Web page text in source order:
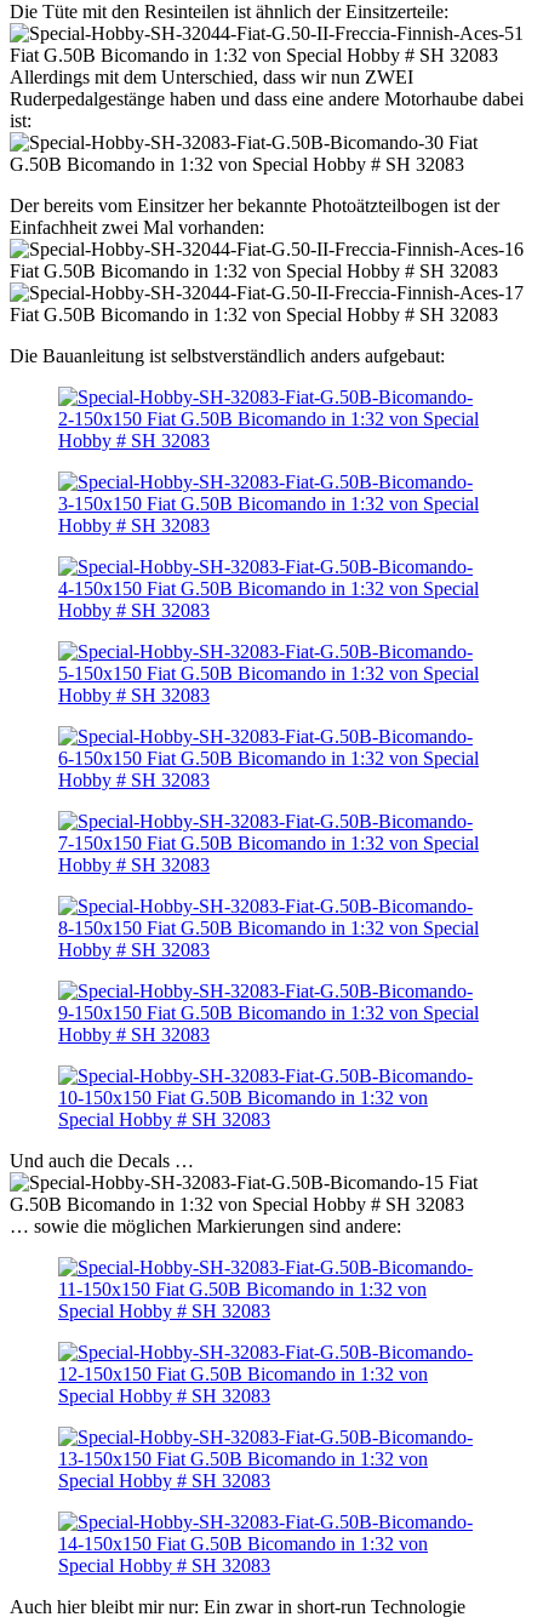
Die Tüte mit den Resinteilen ist ähnlich der Einsitzerteile:
Allerdings mit dem Unterschied, dass wir nun ZWEI
Ruderpedalgestänge haben und dass eine andere Motorhaube dabei
ist:
Der bereits vom Einsitzer her bekannte Photoätzteilbogen ist der
Einfachheit zwei Mal vorhanden:
Die Bauanleitung ist selbstverständlich anders aufgebaut:
Und auch die Decals …
… sowie die möglichen Markierungen sind andere:
Auch hier bleibt mir nur: Ein zwar in short-run Technologie